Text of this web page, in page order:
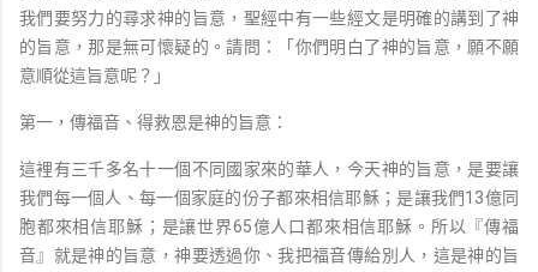
我們要努力的尋求神的旨意，聖經中有一些經文是明確的講到了神
的旨意，那是無可懷疑的。請問：「你們明白了神的旨意，願不願
意順從這旨意呢？」
第一，傳福音、得救恩是神的旨意：
這裡有三千多名十一個不同國家來的華人，今天神的旨意，是要讓
我們每一個人、每一個家庭的份子都來相信耶穌；是讓我們13億同
胞都來相信耶穌；是讓世界65億人口都來相信耶穌。所以『傳福
音』就是神的旨意，神要透過你、我把福音傳給別人，這是神的旨